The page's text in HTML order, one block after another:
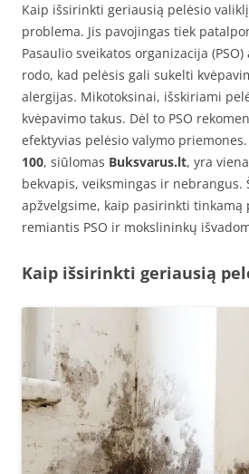
Kaip išsirinkti geriausią pelėsio
problema. Jis pavojingas tiek
Pasaulio sveikatos organizacija
rodo, kad pelėsis gali sukelti
alergijas. Mikotoksinai, išskiriami
kvėpavimo takus. Dėl to PSO
efektyvias pelėsio valymo priemones.
100, siūlomas Buksvarus.lt, yra
bekvapis, veiksmingas ir nebrangus.
apžvelgsime, kaip pasirinkti tinkamą
remiantis PSO ir mokslininkų
Kaip išsirinkti geriausią